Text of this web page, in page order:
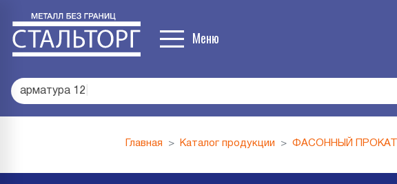
Меню
арматура 12
Главная Каталог продукции ФАСОННЫЙ ПРОКАТ